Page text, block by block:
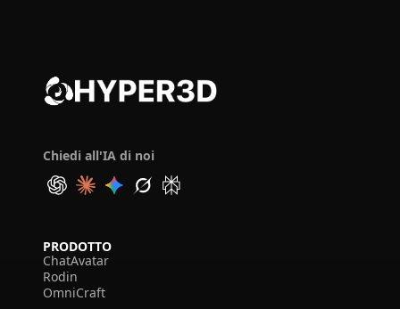
Chiedi all'IA di noi
PRODOTTO
ChatAvatar
Rodin
OmniCraft